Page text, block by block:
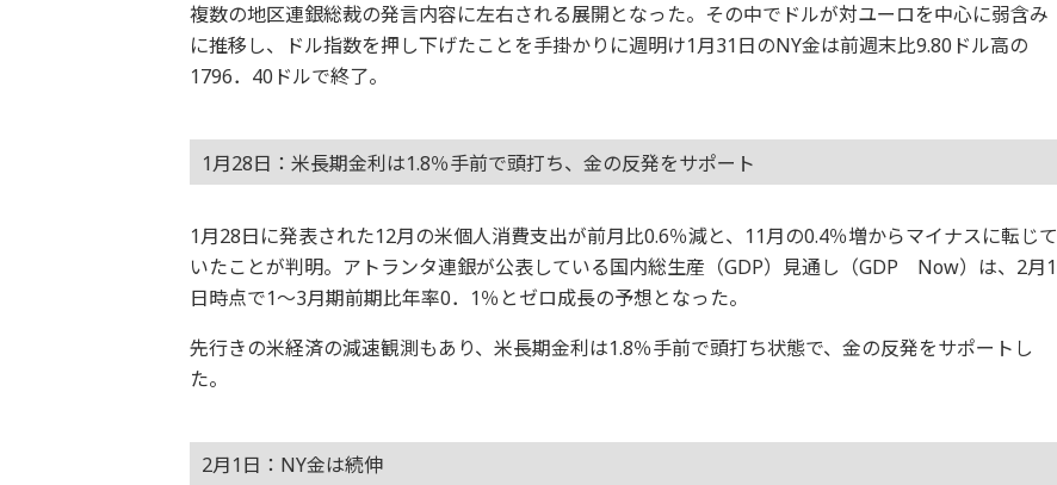
複数の地区連銀総裁の発言内容に左右される展開となった。その中でドルが対ユーロを中心に弱含み
に推移し、ドル指数を押し下げたことを手掛かりに週明け1月31日のNY金は前週末比9.80ドル高の
1796．40ドルで終了。
1月28日：米長期金利は1.8％手前で頭打ち、金の反発をサポート
1月28日に発表された12月の米個人消費支出が前月比0.6％減と、11月の0.4％増からマイナスに転じて
いたことが判明。アトランタ連銀が公表している国内総生産（GDP）見通し（GDP Now）は、2月1
日時点で1～3月期前期比年率0．1％とゼロ成長の予想となった。
先行きの米経済の減速観測もあり、米長期金利は1.8％手前で頭打ち状態で、金の反発をサポートし
た。
2月1日：NY金は続伸